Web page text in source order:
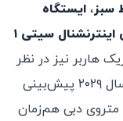
، ایستگاه
سیتی ۱
هاربر نیز در نظر
گرفته شده است. تکمیل این پروژه برای سال ۲۰۲۹ پیش‌بینی
دبی هم‌زمان